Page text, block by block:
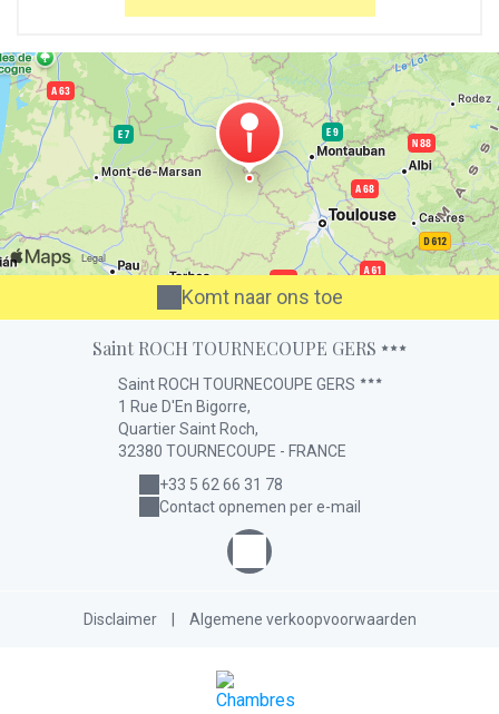
Komt naar ons toe
Saint ROCH TOURNECOUPE GERS
Saint ROCH TOURNECOUPE GERS
1 Rue D'En Bigorre,
Quartier Saint Roch,
32380 TOURNECOUPE - FRANCE
+33 5 62 66 31 78
Contact opnemen per e-mail
Disclaimer Algemene verkoopvoorwaarden